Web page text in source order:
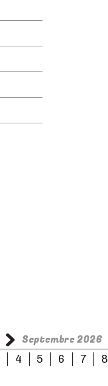
Septembre 2026
4 5 6 7 8